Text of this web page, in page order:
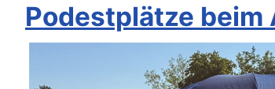
Podestplätze beim